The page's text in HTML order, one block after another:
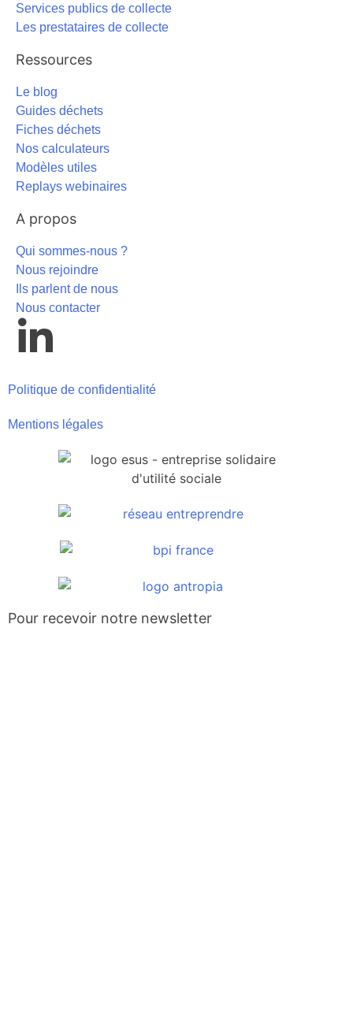
Services publics de collecte
Les prestataires de collecte
Ressources
Le blog
Guides déchets
Fiches déchets
Nos calculateurs
Modèles utiles
Replays webinaires
A propos
Qui sommes-nous ?
Nous rejoindre
Ils parlent de nous
Nous contacter
Politique de confidentialité
Mentions légales
Pour recevoir notre newsletter